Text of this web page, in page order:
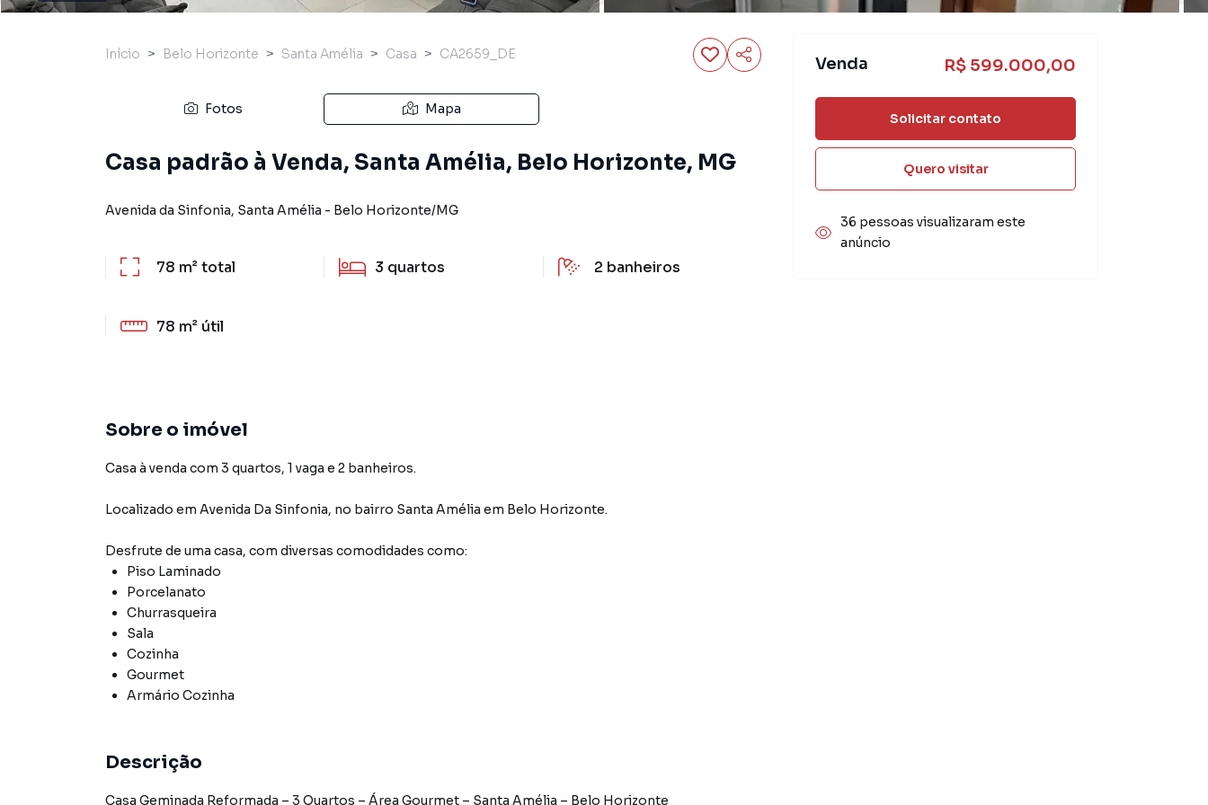
Início Belo Horizonte Santa Amélia Casa CA2659_DE
Fotos Mapa
Casa padrão à Venda, Santa Amélia, Belo Horizonte, MG
Avenida da Sinfonia, Santa Amélia - Belo Horizonte/MG
78 m²total 3 quartos 2 banheiros
78 m² útil
Sobre o imóvel
Casa à venda com 3 quartos, 1 vaga e 2 banheiros.
Localizado em Avenida Da Sinfonia, no bairro Santa Amélia em Belo Horizonte.
Desfrute de uma casa, com diversas comodidades como:
Piso Laminado
Porcelanato
Churrasqueira
Sala
Cozinha
Gourmet
Armário Cozinha
Descrição
Casa Geminada Reformada – 3 Quartos – Área Gourmet – Santa Amélia – Belo Horizonte
Venda R$ 599.000,00
Solicitar contato
Quero visitar
36 pessoas visualizaram este
anúncio